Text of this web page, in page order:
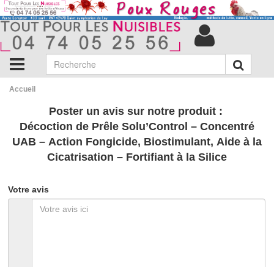
Accueil
Poster un avis sur notre produit :
Décoction de Prêle Solu’Control – Concentré
UAB – Action Fongicide, Biostimulant, Aide à la
Cicatrisation – Fortifiant à la Silice
Votre avis